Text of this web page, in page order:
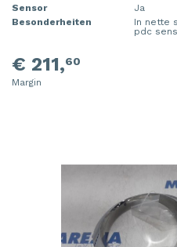
Sensor
Ja
Besonderheiten
In nette
pdc
€ 211,60
Margin